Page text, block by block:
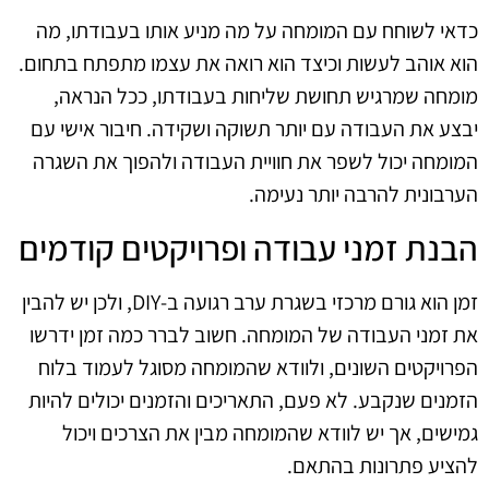
כדאי לשוחח עם המומחה על מה מניע אותו בעבודתו, מה
הוא אוהב לעשות וכיצד הוא רואה את עצמו מתפתח בתחום.
מומחה שמרגיש תחושת שליחות בעבודתו, ככל הנראה,
יבצע את העבודה עם יותר תשוקה ושקידה. חיבור אישי עם
המומחה יכול לשפר את חוויית העבודה ולהפוך את השגרה
הערבונית להרבה יותר נעימה.
הבנת זמני עבודה ופרויקטים קודמים
זמן הוא גורם מרכזי בשגרת ערב רגועה ב-DIY, ולכן יש להבין
את זמני העבודה של המומחה. חשוב לברר כמה זמן ידרשו
הפרויקטים השונים, ולוודא שהמומחה מסוגל לעמוד בלוח
הזמנים שנקבע. לא פעם, התאריכים והזמנים יכולים להיות
גמישים, אך יש לוודא שהמומחה מבין את הצרכים ויכול
להציע פתרונות בהתאם.